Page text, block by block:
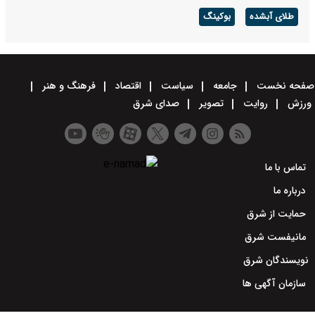
طلای آبشده بوکینگ
صفحه نخست جامعه سیاست اقتصاد
فرهنگ و هنر
ورزش
روایت تصویر صدای شرق
تماس با ما
درباره ما
حمایت از شرق
مانیفست شرق
نویسندگان شرق
سازمان آگهی ها